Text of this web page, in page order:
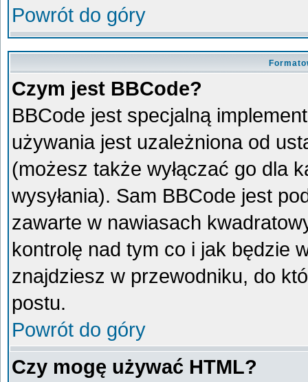
Powrót do góry
Czym jest BBCode?
BBCode jest specjalną
używania jest uzależniona od
(możesz także wyłączać go dla
wysyłania). Sam BBCode jest
zawarte w nawiasach
kontrolę nad tym co i jak będzie
znajdziesz w przewodniku, do
postu.
Powrót do góry
Czy mogę używać HTML?